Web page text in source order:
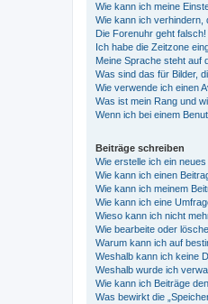
Wie kann ich meine
Wie kann ich verhindern,
Die Forenuhr geht falsch!
Ich habe die Zeitzone
Meine Sprache steht auf
Was sind das für Bilder,
Wie verwende ich einen
Was ist mein Rang und
Wenn ich bei einem
Beiträge schreiben
Wie erstelle ich ein
Wie kann ich einen
Wie kann ich meinem
Wie kann ich eine
Wieso kann ich nicht
Wie bearbeite oder
Warum kann ich auf
Weshalb kann ich keine
Weshalb wurde ich
Wie kann ich Beiträge
Was bewirkt die